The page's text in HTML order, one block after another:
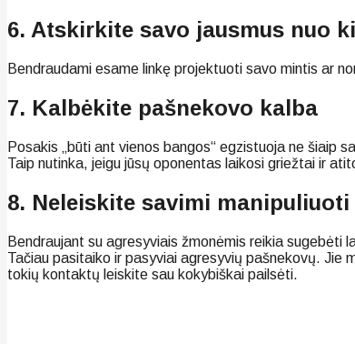
6. Atskirkite savo jausmus nuo
Bendraudami esame linkę projektuoti savo mintis ar
7. Kalbėkite pašnekovo kalba
Posakis „būti ant vienos bangos“ egzistuoja ne šiaip
Taip nutinka, jeigu jūsų oponentas laikosi griežtai ir
8. Neleiskite savimi manipuliuoti
Bendraujant su agresyviais žmonėmis reikia sugebėti
Tačiau pasitaiko ir pasyviai agresyvių pašnekovų. Jie
tokių kontaktų leiskite sau kokybiškai pailsėti.